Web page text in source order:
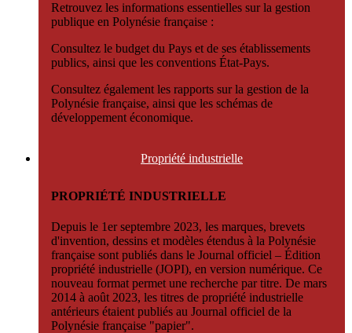
Retrouvez les informations essentielles sur la gestion
publique en Polynésie française :
Consultez le budget du Pays et de ses établissements
publics, ainsi que les conventions État-Pays.
Consultez également les rapports sur la gestion de la
Polynésie française, ainsi que les schémas de
développement économique.
Propriété industrielle
PROPRIÉTÉ INDUSTRIELLE
Depuis le 1er septembre 2023, les marques, brevets
d'invention, dessins et modèles étendus à la Polynésie
française sont publiés dans le Journal officiel – Édition
propriété industrielle (JOPI), en version numérique. Ce
nouveau format permet une recherche par titre. De mars
2014 à août 2023, les titres de propriété industrielle
antérieurs étaient publiés au Journal officiel de la
Polynésie française "papier".